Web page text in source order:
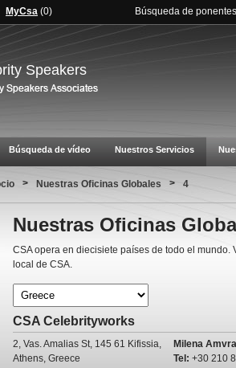
MyCsa (0) Búsqueda de ponentes
Speakers
Búsqueda de vídeo Nuestros Servicios
> Nuestras Oficinas Globales > 4
Nuestras Oficinas
CSA opera en diecisiete países de todo el
local de CSA.
CSA Celebrityworks
2, Vas. Amalias St, 145 61 Kifissia,
Athens, Greece
Milena
Tel: +30 210